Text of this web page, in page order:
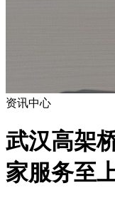
资讯中心
武汉高架
家服务至